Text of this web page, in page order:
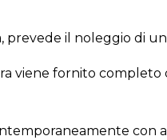
il noleggio di
viene fornito
con